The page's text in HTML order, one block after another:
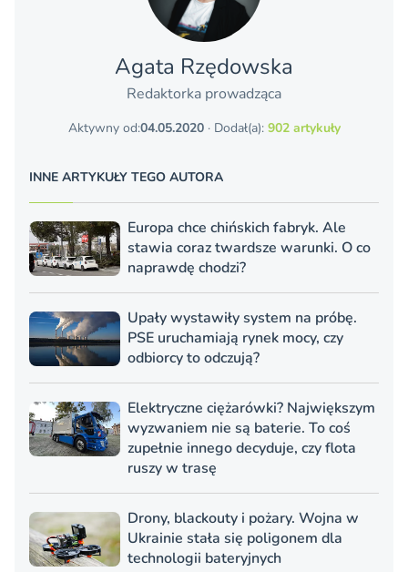
Agata Rzędowska
Redaktorka prowadząca
Aktywny od:04.05.2020· Dodał(a): 902 artykuły
INNE ARTYKUŁY TEGO AUTORA
Europa chce chińskich fabryk. Ale
stawia coraz twardsze warunki. O co
naprawdę chodzi?
Upały wystawiły system na próbę.
PSE uruchamiają rynek mocy, czy
odbiorcy to odczują?
Elektryczne ciężarówki? Największym
wyzwaniem nie są baterie. To coś
zupełnie innego decyduje, czy flota
ruszy w trasę
Drony, blackouty i pożary. Wojna w
Ukrainie stała się poligonem dla
technologii bateryjnych